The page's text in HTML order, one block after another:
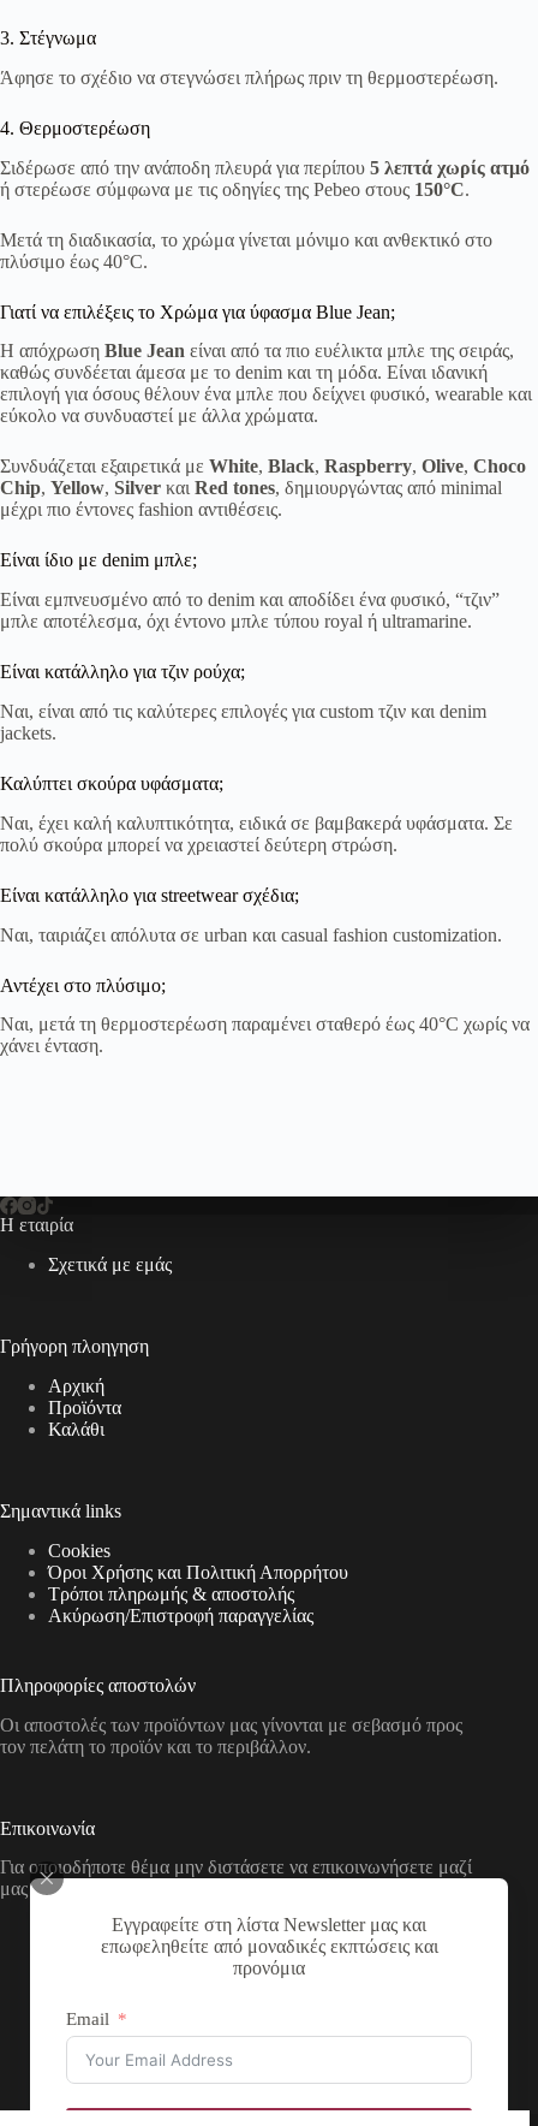
Εγγραφείτε στη λίστα Newsletter μας και
επωφεληθείτε από μοναδικές εκπτώσεις και
προνόμια
Email
3. Στέγνωμα
Άφησε το σχέδιο να στεγνώσει πλήρως πριν τη θερμοστερέωση.
4. Θερμοστερέωση
Σιδέρωσε από την ανάποδη πλευρά για περίπου 5 λεπτά χωρίς ατμό
ή στερέωσε σύμφωνα με τις οδηγίες της Pebeo στους 150°C.
Μετά τη διαδικασία, το χρώμα γίνεται μόνιμο και ανθεκτικό στο
πλύσιμο έως 40°C.
Γιατί να επιλέξεις το Χρώμα για ύφασμα Blue Jean;
Η απόχρωση Blue Jean είναι από τα πιο ευέλικτα μπλε της σειράς,
καθώς συνδέεται άμεσα με το denim και τη μόδα. Είναι ιδανική
επιλογή για όσους θέλουν ένα μπλε που δείχνει φυσικό, wearable και
εύκολο να συνδυαστεί με άλλα χρώματα.
Συνδυάζεται εξαιρετικά με White, Black, Raspberry, Olive, Choco
Chip, Yellow, Silver και Red tones, δημιουργώντας από minimal
μέχρι πιο έντονες fashion αντιθέσεις.
Είναι ίδιο με denim μπλε;
Είναι εμπνευσμένο από το denim και αποδίδει ένα φυσικό, “τζιν”
μπλε αποτέλεσμα, όχι έντονο μπλε τύπου royal ή ultramarine.
Είναι κατάλληλο για τζιν ρούχα;
Ναι, είναι από τις καλύτερες επιλογές για custom τζιν και denim
jackets.
Καλύπτει σκούρα υφάσματα;
Ναι, έχει καλή καλυπτικότητα, ειδικά σε βαμβακερά υφάσματα. Σε
πολύ σκούρα μπορεί να χρειαστεί δεύτερη στρώση.
Είναι κατάλληλο για streetwear σχέδια;
Ναι, ταιριάζει απόλυτα σε urban και casual fashion customization.
Αντέχει στο πλύσιμο;
Ναι, μετά τη θερμοστερέωση παραμένει σταθερό έως 40°C χωρίς να
χάνει ένταση.
Η εταιρία
Σχετικά με εμάς
Γρήγορη πλοηγηση
Αρχική
Προϊόντα
Καλάθι
Σημαντικά links
Cookies
Όροι Χρήσης και Πολιτική Απορρήτου
Τρόποι πληρωμής & αποστολής
Aκύρωση/Επιστροφή παραγγελίας
Πληροφορίες αποστολών
Οι αποστολές των προϊόντων μας γίνονται με σεβασμό προς
τον πελάτη το προϊόν και το περιβάλλον.
Επικοινωνία
Για οποιοδήποτε θέμα μην διστάσετε να επικοινωνήσετε μαζί
μας με τους παρακάτω τρόπους
Διεύθυνση:
Νικολάου Χάσου 19, ΤΚ 53100, Φλώρινα,
Τηλέφωνο:
+30 2385 503290
Email: